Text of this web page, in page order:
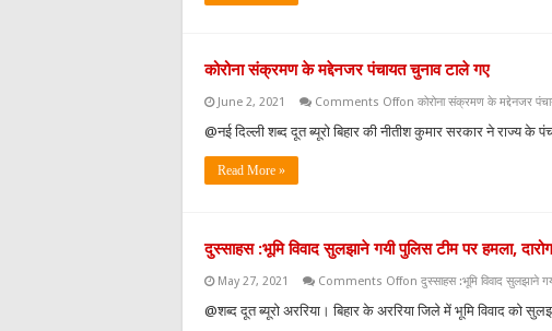
कोरोना संक्रमण के मद्देनजर पंचायत चुनाव टाले गए
June 2, 2021 Comments Offon कोरोना संक्रमण के मद्देनजर
@नई दिल्ली शब्द दूत ब्यूरो बिहार की नीतीश कुमार सरकार ने राज्य
Read More »
दुस्साहस :भूमि विवाद सुलझाने गयी पुलिस टीम पर हमला,
May 27, 2021 Comments Offon दुस्साहस :भूमि विवाद सुलझाने
@शब्द दूत ब्यूरो अररिया। बिहार के अररिया जिले में भूमि विवाद को